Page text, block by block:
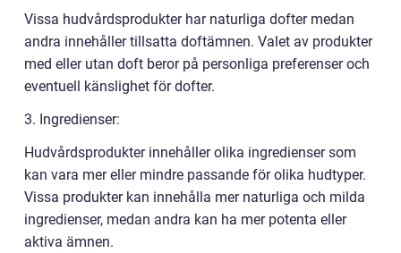
Vissa hudvårdsprodukter har naturliga dofter medan
andra innehåller tillsatta doftämnen. Valet av produkter
med eller utan doft beror på personliga preferenser och
eventuell känslighet för dofter.
3. Ingredienser:
Hudvårdsprodukter innehåller olika ingredienser som
kan vara mer eller mindre passande för olika hudtyper.
Vissa produkter kan innehålla mer naturliga och milda
ingredienser, medan andra kan ha mer potenta eller
aktiva ämnen.